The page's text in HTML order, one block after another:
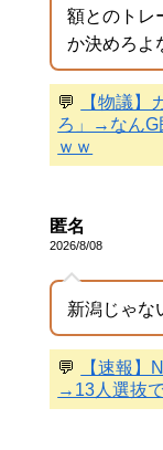
額とのトレ
か決めろよ
💬
【物議】
ろ」→なんG
ｗｗ
匿名
2026/8/08
新潟じゃな
💬
【速報】
→13人選抜